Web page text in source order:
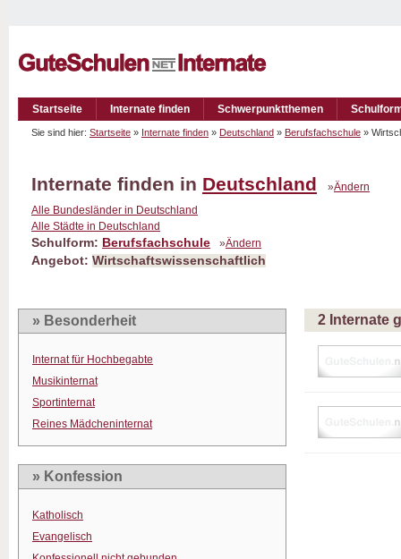
Startseite Internate finden Schwerpunktthemen
Sie sind hier: Startseite » Internate finden » Deutschland » Berufsfachschule »
Internate finden in Deutschland »Ändern
Alle Bundesländer in Deutschland
Alle Städte in Deutschland
Schulform: Berufsfachschule »Ändern
Angebot: Wirtschaftswissenschaftlich
» Besonderheit
Internat für Hochbegabte
Musikinternat
Sportinternat
Reines Mädcheninternat
» Konfession
Katholisch
Evangelisch
2 Internate